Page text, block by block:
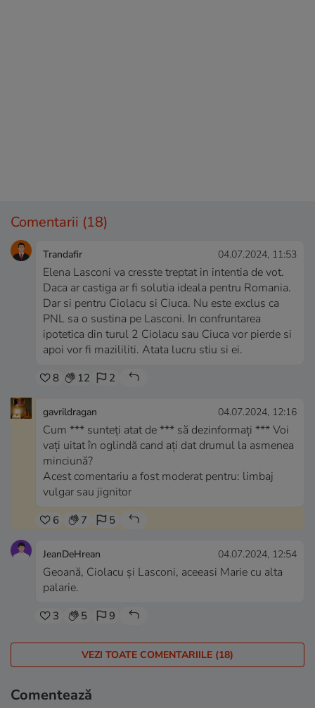
Comentarii (18)
Trandafir 04.07.2024, 11:53
Elena Lasconi va cresste treptat in intentia de vot.
Daca ar castiga ar fi solutia ideala pentru Romania.
Dar si pentru Ciolacu si Ciuca. Nu este exclus ca
PNL sa o sustina pe Lasconi. In confruntarea
ipotetica din turul 2 Ciolacu sau Ciuca vor pierde si
apoi vor fi mazililiti. Atata lucru stiu si ei.
8 12 2
gavrildragan 04.07.2024, 12:16
Cum *** sunteți atat de *** să dezinformați *** Voi
vați uitat în oglindă cand ați dat drumul la asmenea
minciună?
Acest comentariu a fost moderat pentru: limbaj
vulgar sau jignitor
6 7 5
JeanDeHrean 04.07.2024, 12:54
Geoană, Ciolacu și Lasconi, aceeasi Marie cu alta
palarie.
3 5 9
VEZI TOATE COMENTARIILE (18)
Comentează